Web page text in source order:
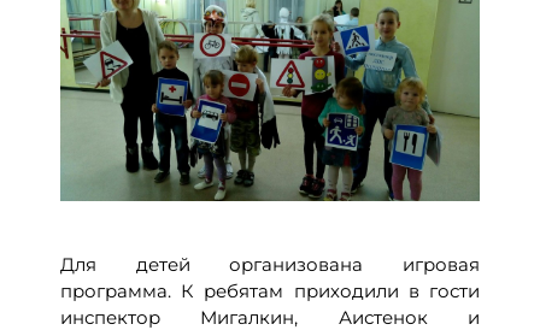
Для детей организована игровая
программа. К ребятам приходили в гости
инспектор Мигалкин, Аистенок и